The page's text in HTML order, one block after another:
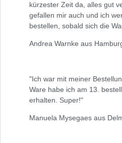
kürzester Zeit da, alles gut
gefallen mir auch und ich
bestellen, sobald sich die
Andrea Warnke aus
"Ich war mit meiner
Ware habe ich am 13.
erhalten. Super!"
Manuela Mysegaes aus